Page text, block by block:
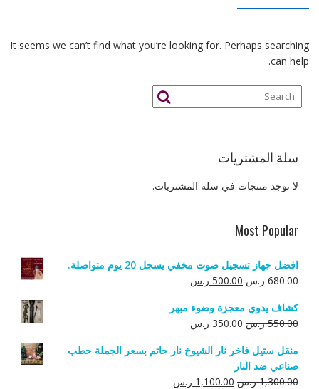
It seems we can’t find what you’re looking for. Perhaps searching
can help.
سلة المشتريات
لا توجد منتجات في سلة المشتريات.
Most Popular
افضل جهاز تسجيل صوت مخفي يسجل 20 يوم متواصلة.
680.00 ر.س السعر
هو:
680.00 ر.س.
500.00 ر.سالسعر
هو:
500.00 ر.س.
كشاف يدوي معجزة وضوء مبهر
550.00 ر.س السعر
هو:
550.00 ر.س.
350.00 ر.سالسعر
هو:
منقل ستيل فاخر نار الشيوخ نار حاتم بسعر الجملة حطب
صناعي ضد النار
1,300.00 ر.س السعر
1,100.00 ر.سالسعر